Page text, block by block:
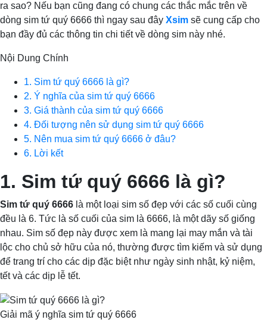
ra sao? Nếu bạn cũng đang có chung các thắc mắc trên về
dòng sim tứ quý 6666 thì ngay sau đây Xsim sẽ cung cấp cho
bạn đầy đủ các thông tin chi tiết về dòng sim này nhé.
Nội Dung Chính
1. Sim tứ quý 6666 là gì?
2. Ý nghĩa của sim tứ quý 6666
3. Giá thành của sim tứ quý 6666
4. Đối tượng nên sử dụng sim tứ quý 6666
5. Nên mua sim tứ quý 6666 ở đâu?
6. Lời kết
1. Sim tứ quý 6666 là gì?
Sim tứ quý 6666 là một loại sim số đẹp với các số cuối cùng
đều là 6. Tức là số cuối của sim là 6666, là một dãy số giống
nhau. Sim số đẹp này được xem là mang lại may mắn và tài
lộc cho chủ sở hữu của nó, thường được tìm kiếm và sử dụng
để trang trí cho các dịp đặc biệt như ngày sinh nhật, kỷ niệm,
tết và các dịp lễ tết.
Giải mã ý nghĩa sim tứ quý 6666